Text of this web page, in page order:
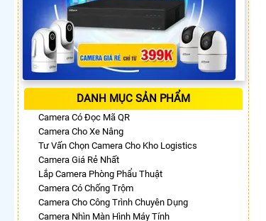
DANH MỤC SẢN PHẨM
Camera Có Đọc Mã QR
Camera Cho Xe Nâng
Tư Vấn Chọn Camera Cho Kho Logistics
Camera Giá Rẻ Nhất
Lắp Camera Phòng Phẩu Thuật
Camera Có Chống Trộm
Camera Cho Công Trình Chuyên Dụng
Camera Nhìn Màn Hình Máy Tính